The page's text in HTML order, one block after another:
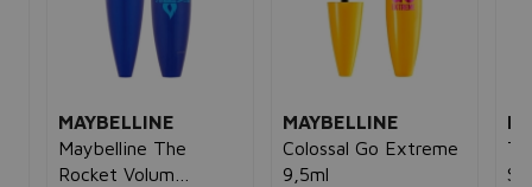
MAYBELLINE
Maybelline The
Rocket Volum
MAYBELLINE
Colossal Go Extreme
9,5ml